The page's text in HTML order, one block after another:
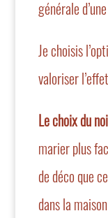
générale
Je choisis
valoriser
Le choix du
marier plus
de déco que
dans la